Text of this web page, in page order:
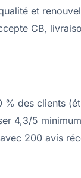
et
CB,
des clients
4,3/5
200 avis